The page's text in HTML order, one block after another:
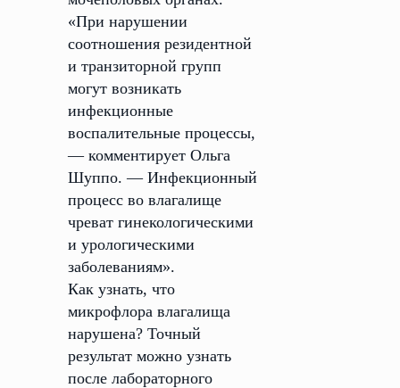
«При нарушении
соотношения резидентной
и транзиторной групп
могут возникать
инфекционные
воспалительные процессы,
— комментирует Ольга
Шуппо. — Инфекционный
процесс во влагалище
чреват гинекологическими
и урологическими
заболеваниям».
Как узнать, что
микрофлора влагалища
нарушена? Точный
результат можно узнать
после лабораторного